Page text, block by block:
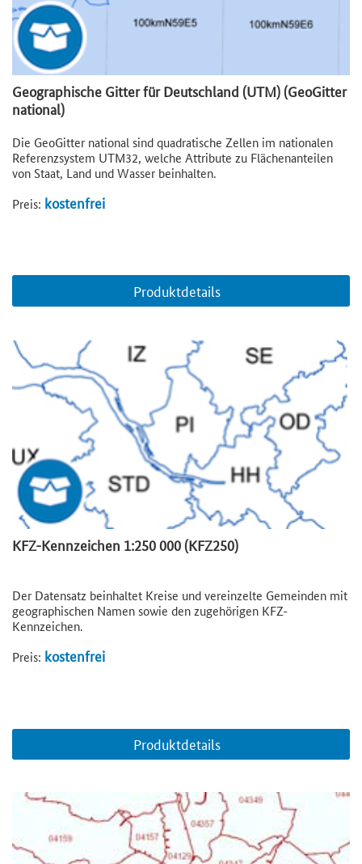
Geographische Gitter für Deutschland (UTM) (GeoGitter
national)
Die GeoGitter national sind quadratische Zellen im nationalen
Referenzsystem UTM32, welche Attribute zu Flächenanteilen
von Staat, Land und Wasser beinhalten.
Preis: kostenfrei
Produktdetails
KFZ-Kennzeichen 1:250 000 (KFZ250)
Der Datensatz beinhaltet Kreise und vereinzelte Gemeinden mit
geographischen Namen sowie den zugehörigen KFZ-
Kennzeichen.
Preis: kostenfrei
Produktdetails